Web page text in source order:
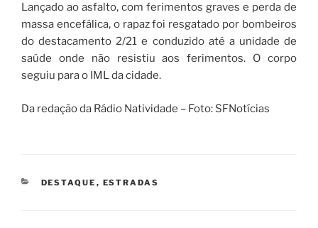
Lançado ao asfalto, com ferimentos graves e perda de
massa encefálica, o rapaz foi resgatado por bombeiros
do destacamento 2/21 e conduzido até a unidade de
saúde onde não resistiu aos ferimentos. O corpo
seguiu para o IML da cidade.
Da redação da Rádio Natividade – Foto: SFNotícias
CATEGORIAS
DESTAQUE , ESTRADAS